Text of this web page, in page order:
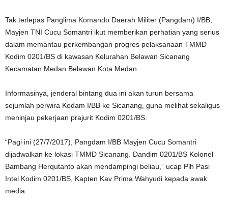
Tak terlepas Panglima Komando Daerah Militer (Pangdam) I/BB,
Mayjen TNI Cucu Somantri ikut memberikan perhatian yang serius
dalam memantau perkembangan progres pelaksanaan TMMD
Kodim 0201/BS di kawasan Kelurahan Belawan Sicanang
Kecamatan Medan Belawan Kota Medan.
Informasinya, jenderal bintang dua ini akan turun bersama
sejumlah perwira Kodam I/BB ke Sicanang, guna melihat sekaligus
meninjau pekerjaan prajurit Kodim 0201/BS.
“Pagi ini (27/7/2017), Pangdam I/BB Mayjen Cucu Somantri
dijadwalkan ke lokasi TMMD Sicanang. Dandim 0201/BS Kolonel
Bambang Herqutanto akan mendampingi beliau,” ucap Plh Pasi
Intel Kodim 0201/BS, Kapten Kav Prima Wahyudi kepada awak
media.